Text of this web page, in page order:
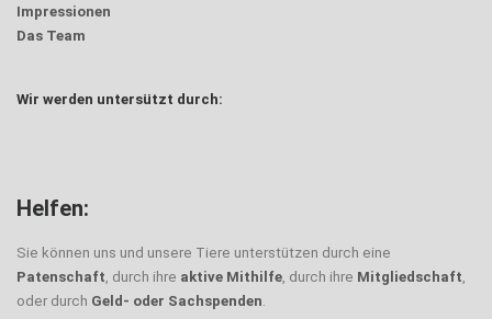
Impressionen
Das Team
Wir werden untersützt durch:
Helfen:
Sie können uns und unsere Tiere unterstützen durch eine
Patenschaft, durch ihre aktive Mithilfe, durch ihre Mitgliedschaft,
oder durch Geld- oder Sachspenden.